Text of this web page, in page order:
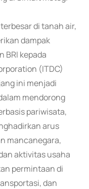
di tanah air,
dampak
BRI kepada
(ITDC)
ini menjadi
mendorong
pariwisata,
arus
mancanegara,
aktivitas usaha
permintaan di
dan